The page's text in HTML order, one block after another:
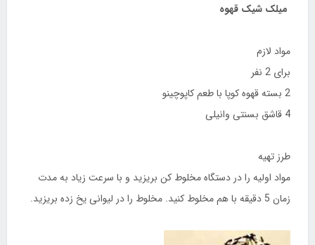
میلک شیک قهوه
مواد لازم
برای 2 نفر
2 بسته قهوه کوپا با طعم کاپوچینو
4 قاشق بسنتی وانیلی
طرز تهیه
مواد اولیه را در دستگاه مخلوط کن بریزید و با سرعت زیاد به مدت
زمان 5 دقیقه با هم مخلوط کنید. مخلوط را در لیوانی یخ زده بریزید.